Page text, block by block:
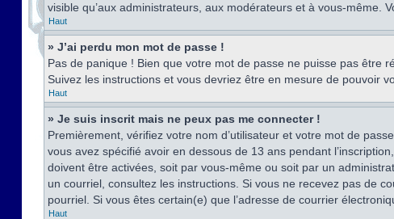
visible qu’aux administrateurs, aux modérateurs et à vous-même.
Haut
» J’ai perdu mon mot de passe !
Pas de panique ! Bien que votre mot de passe ne puisse pas être
Suivez les instructions et vous devriez être en mesure de pouvoir
Haut
» Je suis inscrit mais ne peux pas me connecter !
Premièrement, vérifiez votre nom d’utilisateur et votre mot de
vous avez spécifié avoir en dessous de 13 ans pendant
doivent être activées, soit par vous-même ou soit par un
un courriel, consultez les instructions. Si vous ne recevez pas de
pourriel. Si vous êtes certain(e) que l’adresse de courrier
Haut